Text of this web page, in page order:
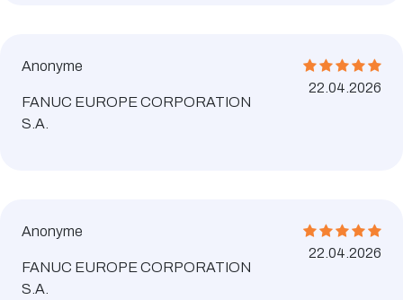
Anonyme
FANUC EUROPE CORPORATION
S.A.
22.04.2026
Anonyme
FANUC EUROPE CORPORATION
S.A.
22.04.2026